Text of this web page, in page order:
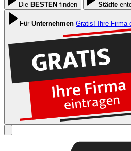
Die BESTEN finden Städte
Für Unternehmen Gratis! Ihre Firma